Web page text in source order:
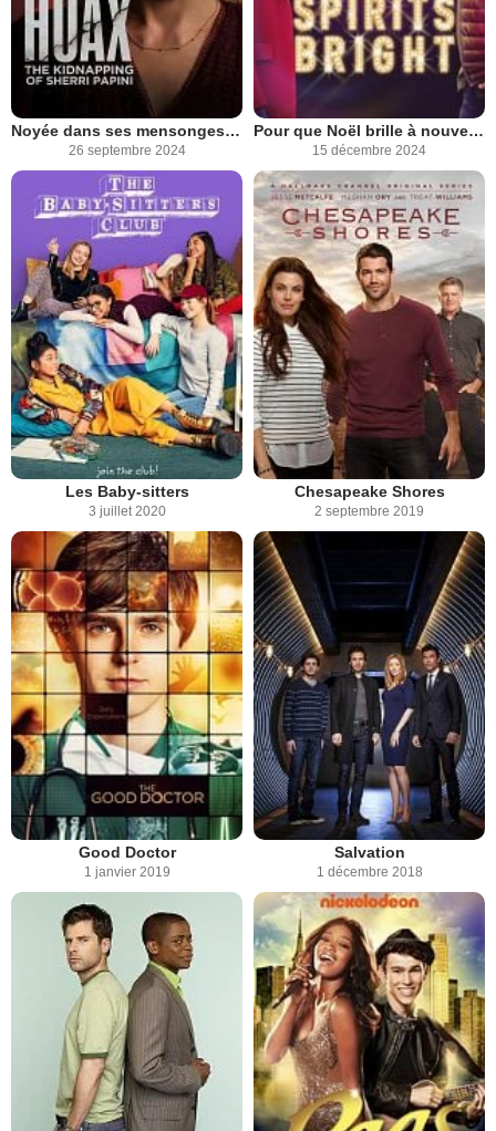
Noyée dans ses mensonges : L'histoire vraie de Sherri Papini
26 septembre 2024
Pour que Noël brille à nouveau
15 décembre 2024
Les Baby-sitters
3 juillet 2020
Chesapeake Shores
2 septembre 2019
Good Doctor
1 janvier 2019
Salvation
1 décembre 2018